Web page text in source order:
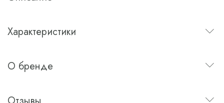
Характеристики
О бренде